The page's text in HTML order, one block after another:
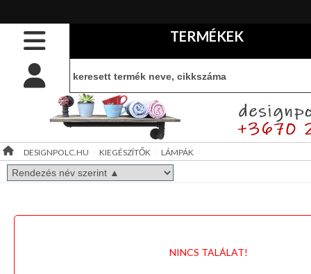
feltételek
CIB
kártyás
fizetés
Ötletek
TERMÉKEK
LÁMPÁK
LÉPCSŐ
KAPASZKODÓK
FÜDŐSZOBA
KIEGÉSZÍTŐK
DESIGNPOLC.HU KIEGÉSZÍTŐK LÁMPÁK
NINCS TALÁLAT!